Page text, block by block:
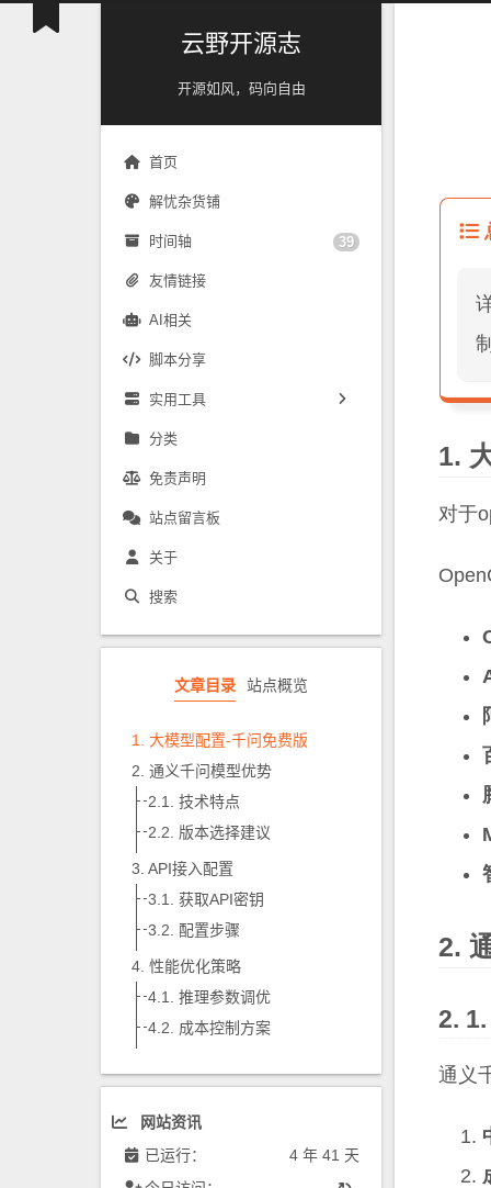
云野开源志
开源如风，码向自由
首页
解忧杂货铺
时间轴 39
友情链接
AI相关
脚本分享
实用工具
镜像源速配
分类
免责声明
站点留言板
关于
搜索
文章目录 站点概览
大模型配置-千问免费版
通义千问模型优势
技术特点
版本选择建议
API接入配置
获取API密钥
配置步骤
性能优化策略
推理参数调优
成本控制方案
网站资讯
已运行：
4 年 41 天
对于
通义